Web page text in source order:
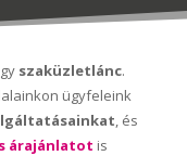
szaküzletlánc.
ügyfeleink
, és
árajánlatot is